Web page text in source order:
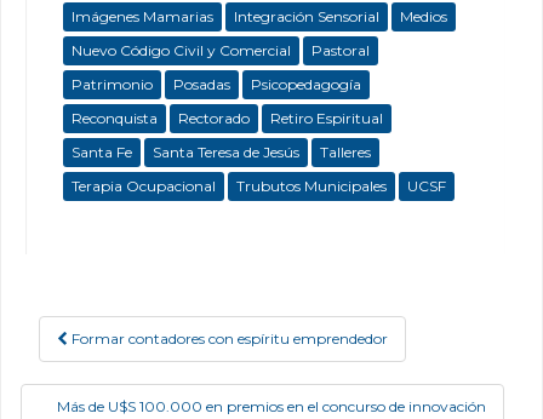
Imágenes Mamarias
Integración Sensorial
Medios
Nuevo Código Civil y Comercial
Pastoral
Patrimonio
Posadas
Psicopedagogía
Reconquista
Rectorado
Retiro Espiritual
Santa Fe
Santa Teresa de Jesús
Talleres
Terapia Ocupacional
Trubutos Municipales UCSF
Post navigation
Formar contadores con espíritu emprendedor
Más de U$S 100.000 en premios en el concurso de innovación